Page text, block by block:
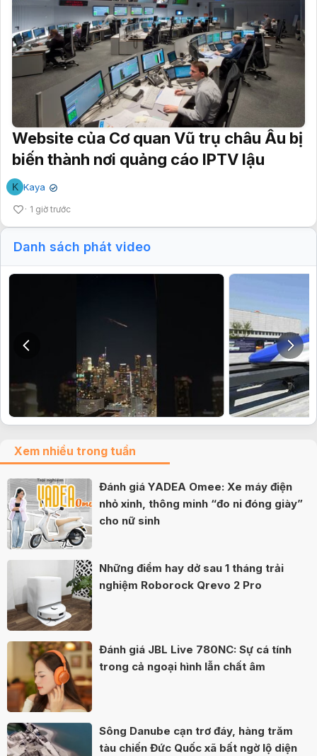
Website của Cơ quan Vũ trụ châu Âu bị
biến thành nơi quảng cáo IPTV lậu
K Kaya ✔
1 giờ trước
Danh sách phát video
Xem nhiều trong tuần
Đánh giá YADEA Omee: Xe máy điện
nhỏ xinh, thông minh “đo ni đóng giày”
cho nữ sinh
Những điểm hay dở sau 1 tháng trải
nghiệm Roborock Qrevo 2 Pro
Đánh giá JBL Live 780NC: Sự cá tính
trong cả ngoại hình lẫn chất âm
Sông Danube cạn trơ đáy, hàng trăm
tàu chiến Đức Quốc xã bất ngờ lộ diện